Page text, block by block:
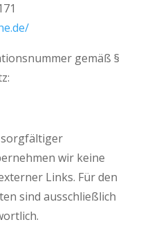
gemäß §
wir keine
Links. Für den
sind ausschließlich